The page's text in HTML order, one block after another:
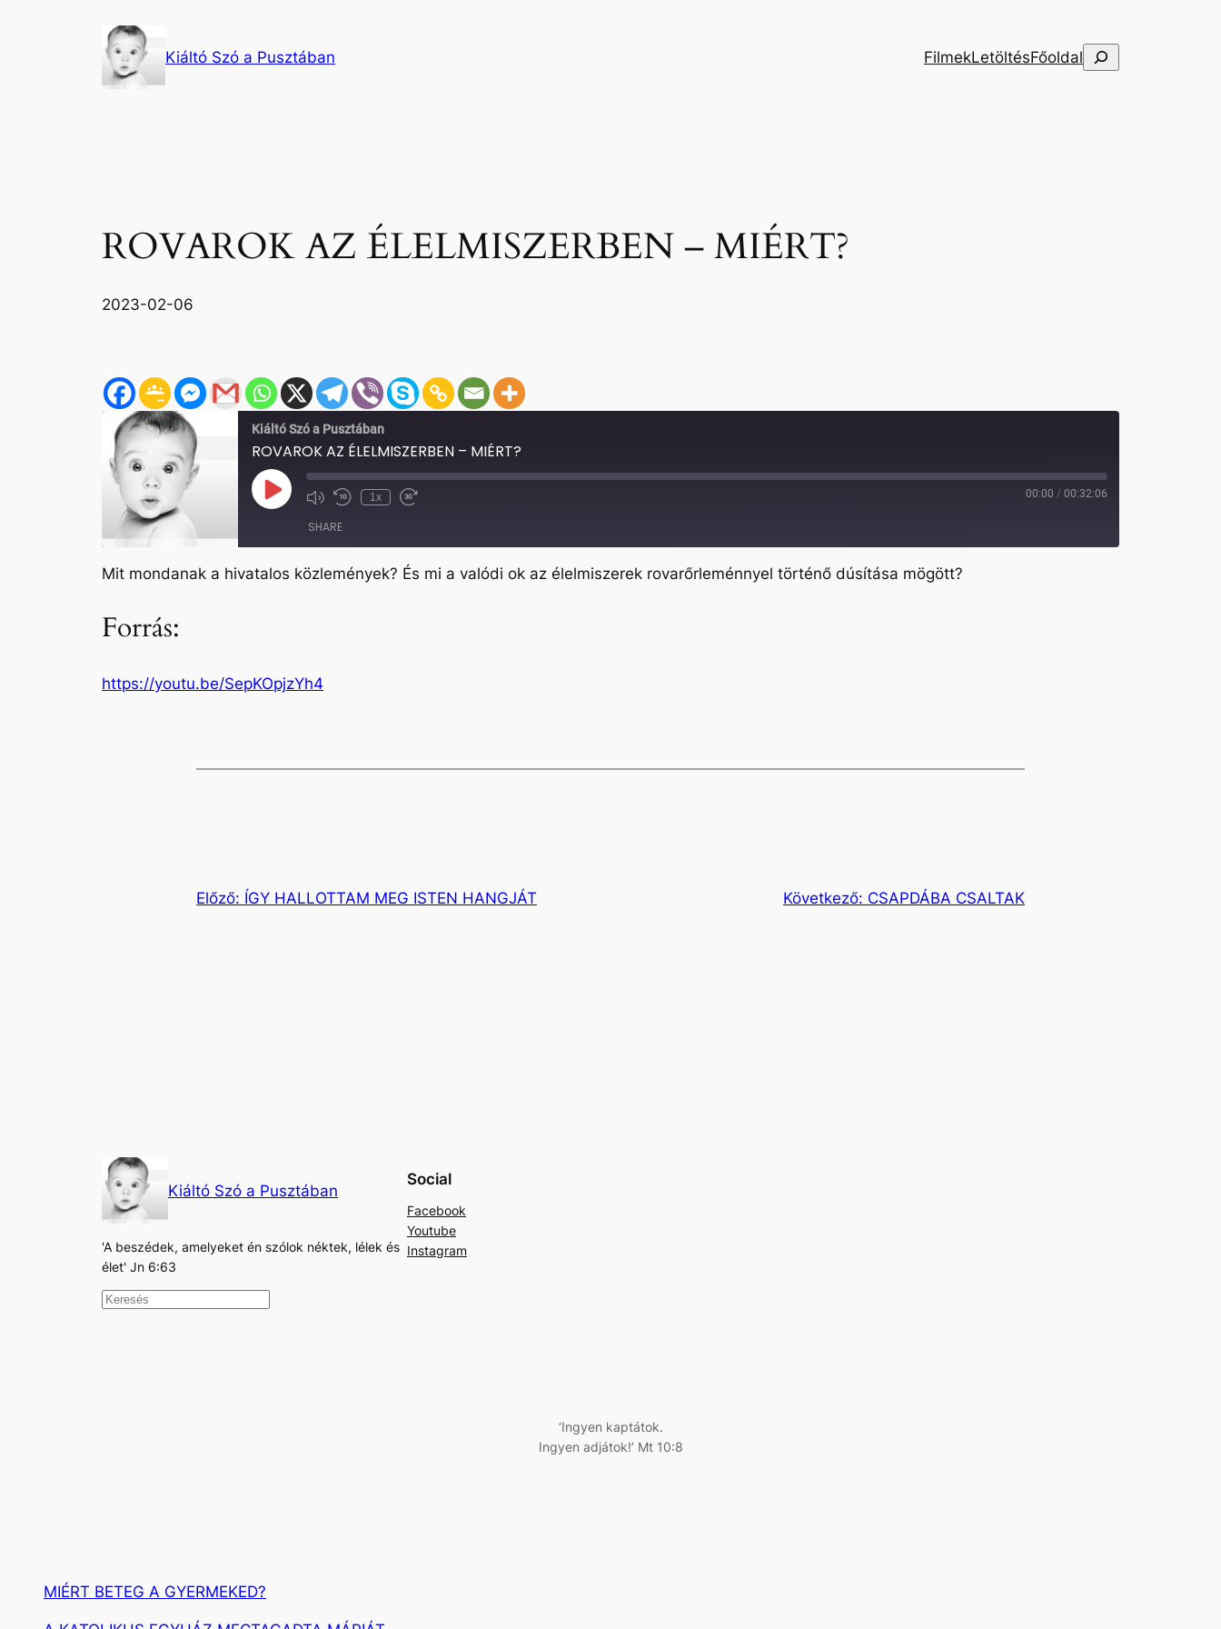
Kiáltó Szó a Pusztában FilmekLetöltésFőoldal Keresés
ROVAROK AZ ÉLELMISZERBEN – MIÉRT?
2023-02-06
Kiáltó Szó a Pusztában
ROVAROK AZ ÉLELMISZERBEN – MIÉRT?
Play
Episode Mute/Unmute
Rewind
1x
Fast
00:00 / 00:32:06
SHARE
SHARE
LINK
Mit mondanak a hivatalos közlemények? És mi a valódi ok az élelmiszerek rovarőrleménnyel történő dúsítása mögött?
Forrás:
https://youtu.be/SepKOpjzYh4
Előző: ÍGY HALLOTTAM MEG ISTEN HANGJÁT Következő: CSAPDÁBA CSALTAK
Kiáltó Szó a Pusztában
'A beszédek, amelyeket én szólok néktek, lélek és
élet' Jn 6:63
K
Social
Facebook
Youtube
Instagram
‘Ingyen kaptátok.
Ingyen adjátok!’ Mt 10:8
MIÉRT BETEG A GYERMEKED?